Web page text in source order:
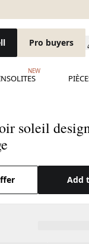
Pro buyers
NEW
soleil
Add